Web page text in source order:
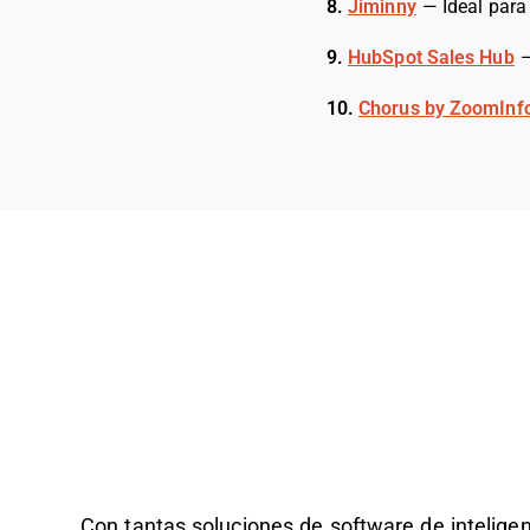
8. Jiminny — Ideal
9. HubSpot Sales Hub
10. Chorus by